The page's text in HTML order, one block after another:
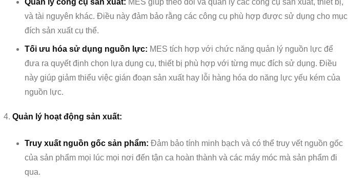
và tài nguyên khác. Điều này đảm bảo rằng các công cụ phù hợp được sử dụng cho mục
đích sản xuất cụ thể.
Tối ưu hóa sử dụng nguồn lực: MES tích hợp với chức năng quản lý nguồn lực để
đưa ra quyết định chọn lựa dụng cụ, thiết bị phù hợp với từng mục đích sử dụng. Điều
này giúp giảm thiểu việc gián đoạn sản xuất hay lỗi hàng hóa do năng lực yếu kém của
nguồn lực.
Quản lý hoạt động sản xuất:
Truy xuất nguồn gốc sản phẩm: Đảm bảo tính minh bạch và có thể truy vết nguồn gốc
của sản phẩm mọi lúc mọi nơi đến tận ca hoàn thành và các máy móc mà sản phẩm đi
qua.